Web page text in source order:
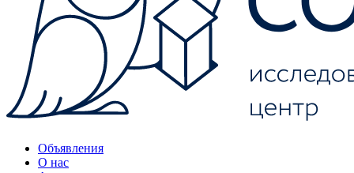
Объявления
О нас